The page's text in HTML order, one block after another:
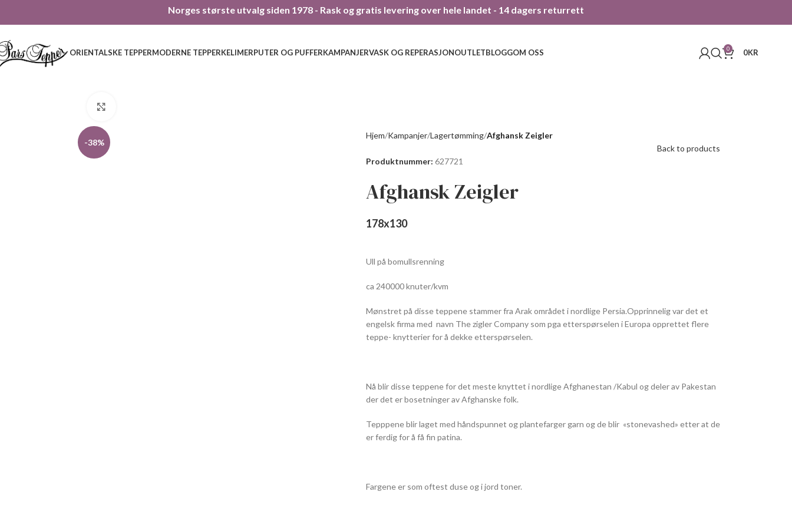
Norges største utvalg siden 1978 - Rask og gratis levering over hele landet - 14 dagers returrett
ORIENTALSKE TEPPERMODERNE TEPPERKELIMERPUTER OG PUFFERKAMPANJERVASK OG REPERASJONOUTLETBLOGGOM OSS 0 0KR
-38%
Hjem Kampanjer Lagertømming Afghansk Zeigler
Back to products
Produktnummer: 627721
Afghansk Zeigler
178x130
Ull på bomullsrenning
ca 240000 knuter/kvm
Mønstret på disse teppene stammer fra Arak området i nordlige Persia.Opprinnelig var det et
engelsk firma med navn The zigler Company som pga etterspørselen i Europa opprettet flere
teppe- knytterier for å dekke etterspørselen.
Nå blir disse teppene for det meste knyttet i nordlige Afghanestan /Kabul og deler av Pakestan
der det er bosetninger av Afghanske folk.
Tepppene blir laget med håndspunnet og plantefarger garn og de blir «stonevashed» etter at de
er ferdig for å få fin patina.
Fargene er som oftest duse og i jord toner.